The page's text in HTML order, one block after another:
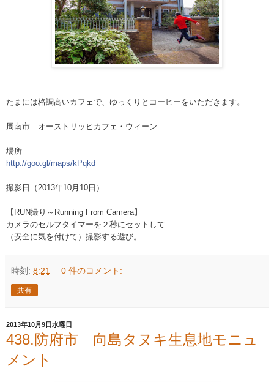
たまには格調高いカフェで、ゆっくりとコーヒーをいただきます。
周南市 オーストリッヒカフェ・ウィーン
場所
http://goo.gl/maps/kPqkd
撮影日（2013年10月10日）
【RUN撮り～Running From Camera】
カメラのセルフタイマーを２秒にセットして
（安全に気を付けて）撮影する遊び。
時刻: 8:21 0 件のコメント:
共有
2013年10月9日水曜日
438.防府市 向島タヌキ生息地モニュ
メント